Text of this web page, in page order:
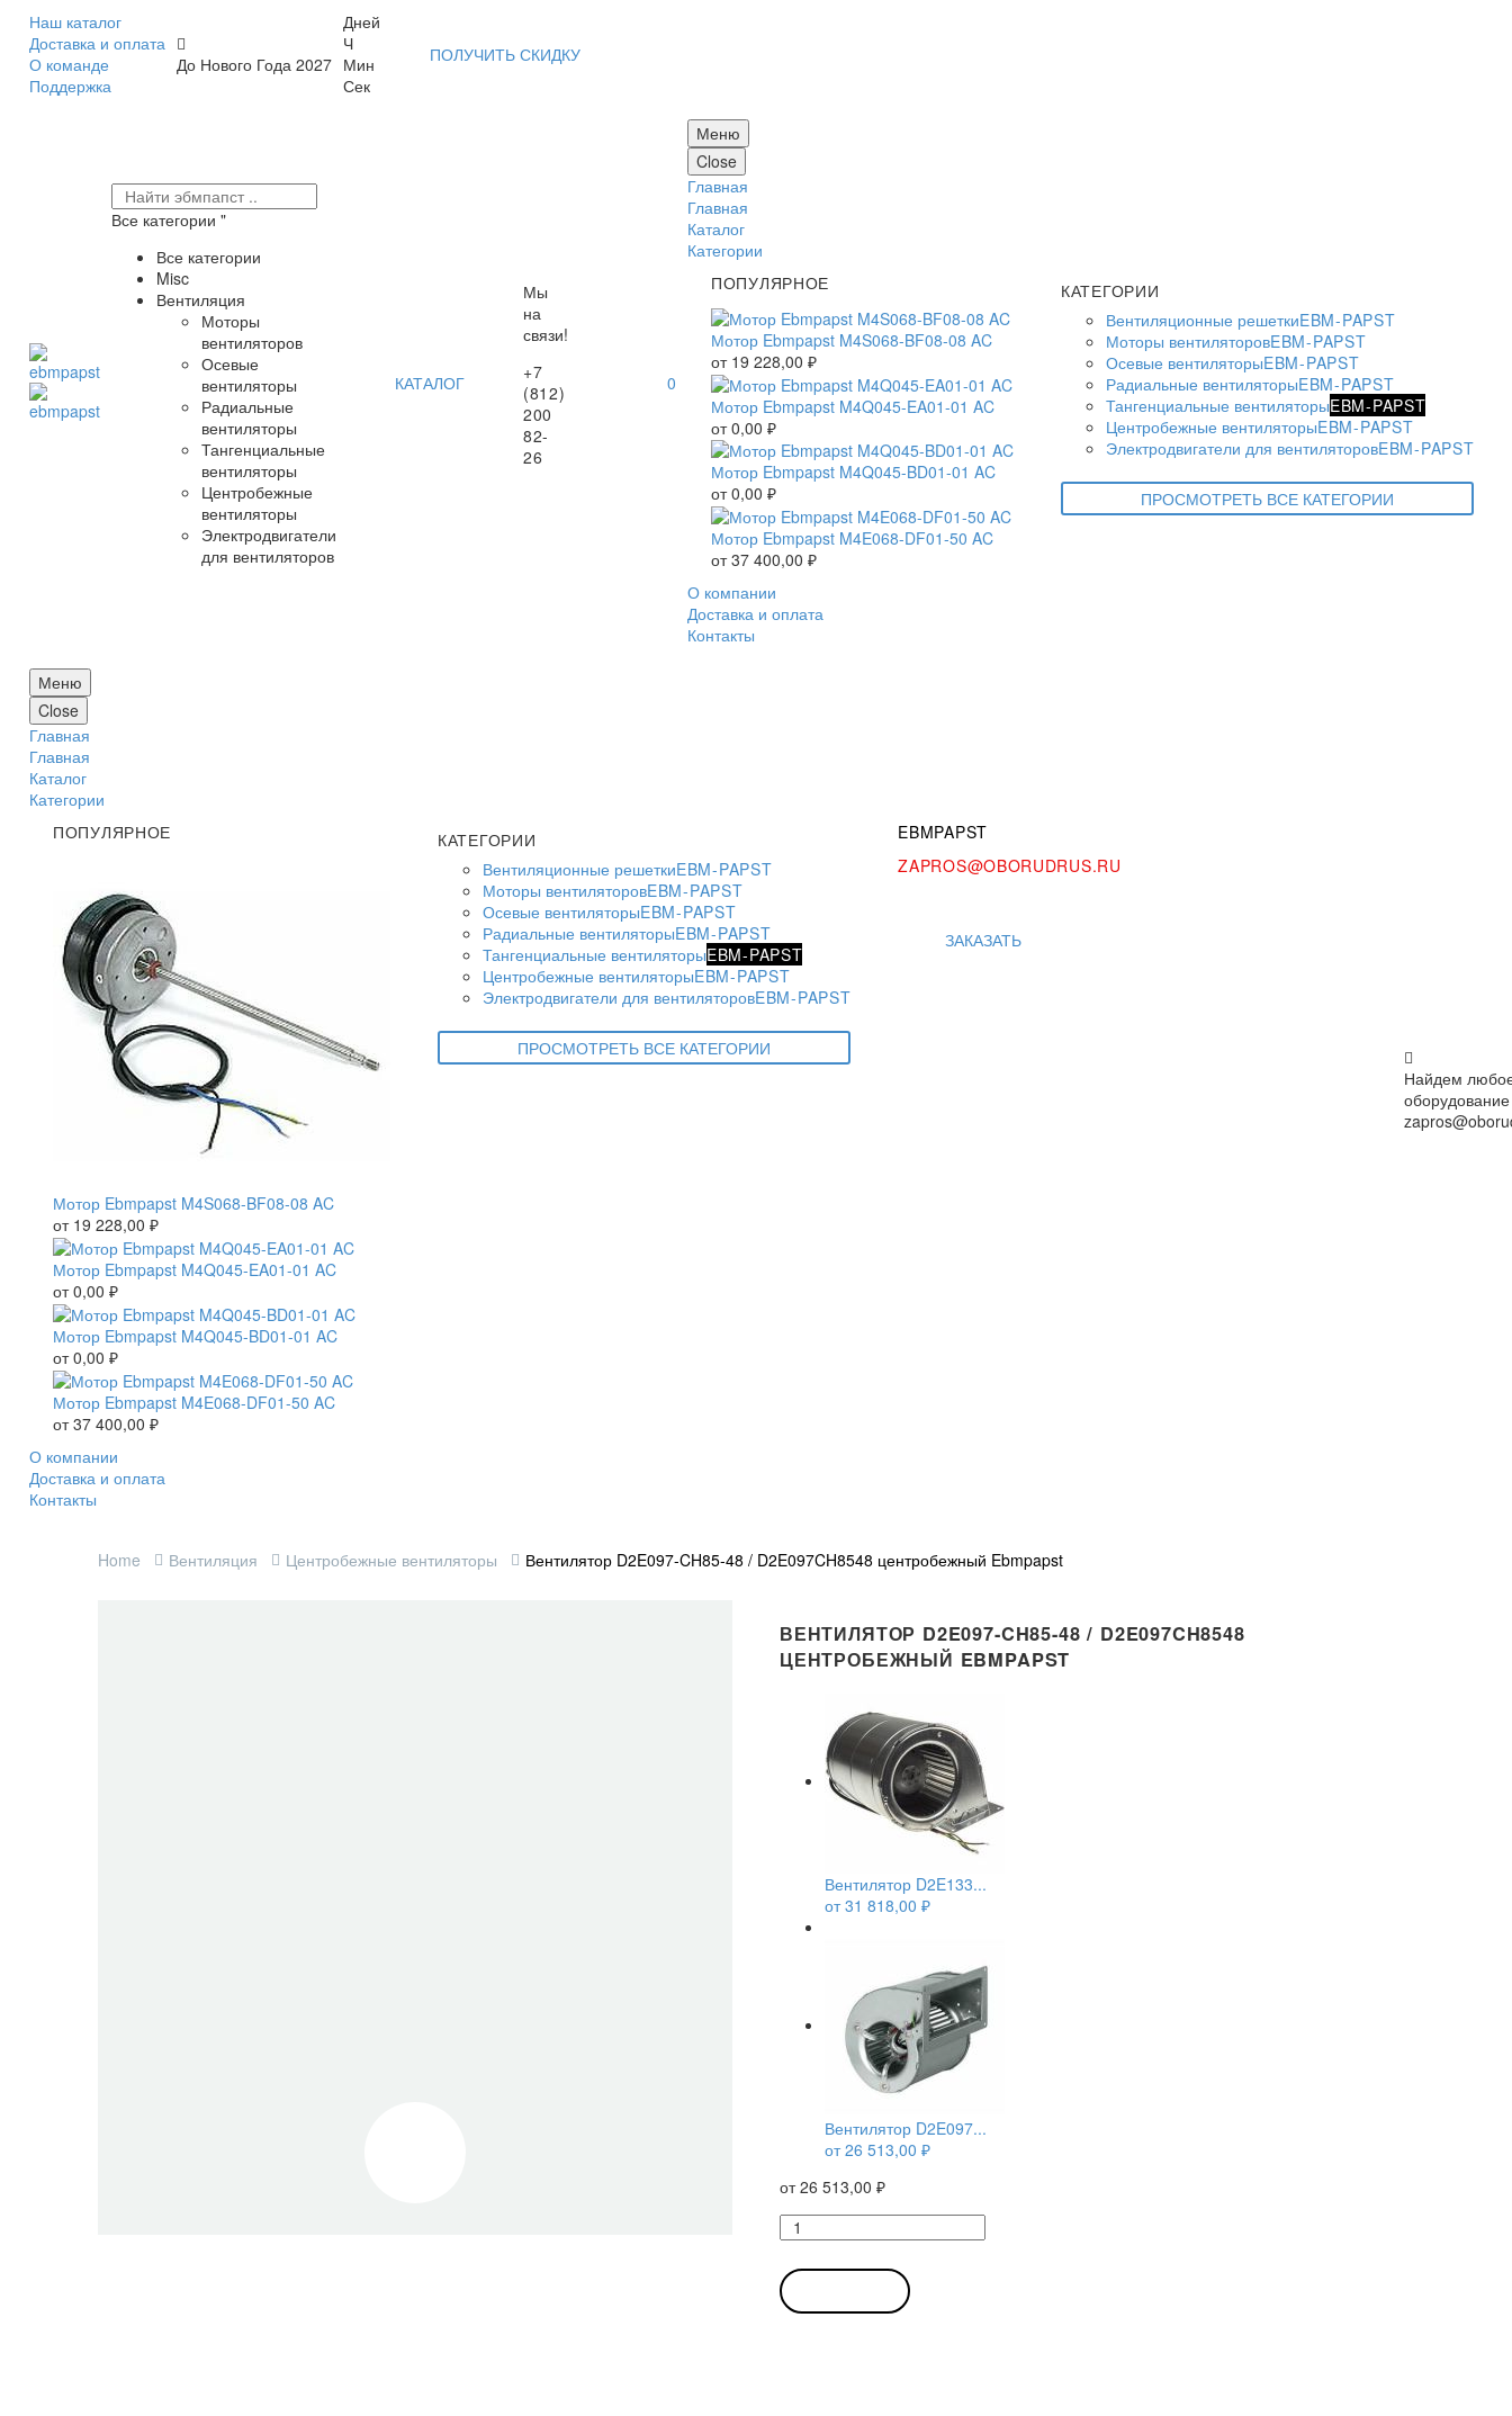
Наш каталог
Доставка и оплата
О команде
Поддержка
До Нового Года 2027
Дней
Ч
Мин
Сек
ПОЛУЧИТЬ СКИДКУ
Все категории
Все категории
Misc
Вентиляция
Моторы
вентиляторов
Осевые
вентиляторы
Радиальные
вентиляторы
Тангенциальные
вентиляторы
Центробежные
вентиляторы
Электродвигатели
для вентиляторов
КАТАЛОГ
Мы
на
связи!
+7
(812)
200
82-
26
0
Меню
Close
Главная
Главная
Каталог
Категории
ПОПУЛЯРНОЕ
Мотор Ebmpapst M4S068-BF08-08 AC
от 19 228,00 ₽
Мотор Ebmpapst M4Q045-EA01-01 AC
от0,00 ₽
Мотор Ebmpapst M4Q045-BD01-01 AC
от0,00 ₽
Мотор Ebmpapst M4E068-DF01-50 AC
от37 400,00 ₽
КАТЕГОРИИ
Вентиляционные решеткиEBM-PAPST
Моторы вентиляторовEBM-PAPST
Осевые вентиляторыEBM-PAPST
Радиальные вентиляторыEBM-PAPST
Тангенциальные вентиляторыEBM-PAPST
Центробежные вентиляторыEBM-PAPST
Электродвигатели для вентиляторовEBM-PAPST
ПРОСМОТРЕТЬ ВСЕ КАТЕГОРИИ
О компании
Доставка и оплата
Контакты
Меню
Close
Главная
Главная
Каталог
Категории
ПОПУЛЯРНОЕ
Мотор Ebmpapst M4S068-BF08-08 AC
от 19 228,00 ₽
Мотор Ebmpapst M4Q045-EA01-01 AC
от0,00 ₽
Мотор Ebmpapst M4Q045-BD01-01 AC
от0,00 ₽
Мотор Ebmpapst M4E068-DF01-50 AC
от37 400,00 ₽
КАТЕГОРИИ
Вентиляционные решеткиEBM-PAPST
Моторы вентиляторовEBM-PAPST
Осевые вентиляторыEBM-PAPST
Радиальные вентиляторыEBM-PAPST
Тангенциальные вентиляторыEBM-PAPST
Центробежные вентиляторыEBM-PAPST
Электродвигатели для вентиляторовEBM-PAPST
ПРОСМОТРЕТЬ ВСЕ КАТЕГОРИИ
EBMPAPST
ZAPROS@OBORUDRUS.RU
ЗАКАЗАТЬ
О компании
Доставка и оплата
Контакты
Найдем
оборудование
Home Вентиляция Центробежные вентиляторы Вентилятор D2E097-CH85-48 / D2E097CH8548 центробежный Ebmpapst
ВЕНТИЛЯТОР D2E097-CH85-48 / D2E097CH8548
ЦЕНТРОБЕЖНЫЙ EBMPAPST
Вентилятор D2E133...
от31 818,00 ₽
Вентилятор D2E097...
от26 513,00 ₽
от26 513,00 ₽
Количество
товара
Вентилятор
D2E097-
CH85-